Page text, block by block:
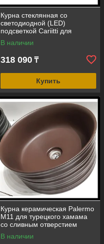
Курна стеклянная со
светодиодной (LED)
подсветкой Cariitti для
хамама со сливным
клапаном (размер = 380 мм)
В наличии
318 090 ₸
Купить
Курна керамическая Palermo
M11 для турецкого хамама
со сливным отверстием
(размер = 410 мм)
В наличии